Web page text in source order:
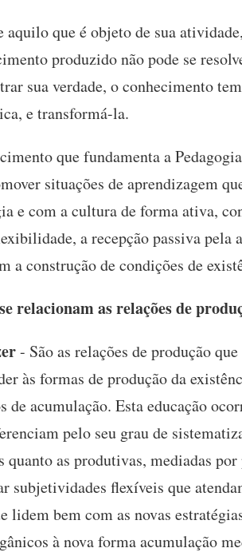
aquilo que é objeto de sua
produzido não pode se
sua verdade, o conhecimento
e transformá-la.
que fundamenta a
situações de aprendizagem
e com a cultura de forma ativa,
a recepção passiva pela
a construção de condições de
relacionam as relações de
- São as relações de produção
às formas de produção da
de acumulação. Esta educação
pelo seu grau de
quanto as produtivas, mediadas
subjetividades flexíveis que
lidem bem com as novas
à nova forma acumulação